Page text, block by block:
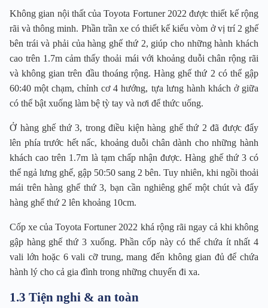
Không gian nội thất của Toyota Fortuner 2022 được thiết kế rộng
rãi và thông minh. Phần trần xe có thiết kế kiểu vòm ở vị trí 2 ghế
bên trái và phải của hàng ghế thứ 2, giúp cho những hành khách
cao trên 1.7m cảm thấy thoải mái với khoảng duỗi chân rộng rãi
và không gian trên đầu thoáng rộng. Hàng ghế thứ 2 có thể gập
60:40 một chạm, chỉnh cơ 4 hướng, tựa lưng hành khách ở giữa
có thể bật xuống làm bệ tỳ tay và nơi để thức uống.
Ở hàng ghế thứ 3, trong điều kiện hàng ghế thứ 2 đã được đẩy
lên phía trước hết nấc, khoảng duỗi chân dành cho những hành
khách cao trên 1.7m là tạm chấp nhận được. Hàng ghế thứ 3 có
thể ngả lưng ghế, gập 50:50 sang 2 bên. Tuy nhiên, khi ngồi thoải
mái trên hàng ghế thứ 3, bạn cần nghiêng ghế một chút và đẩy
hàng ghế thứ 2 lên khoảng 10cm.
Cốp xe của Toyota Fortuner 2022 khá rộng rãi ngay cả khi không
gập hàng ghế thứ 3 xuống. Phần cốp này có thể chứa ít nhất 4
vali lớn hoặc 6 vali cỡ trung, mang đến không gian đủ để chứa
hành lý cho cả gia đình trong những chuyến đi xa.
1.3 Tiện nghi & an toàn